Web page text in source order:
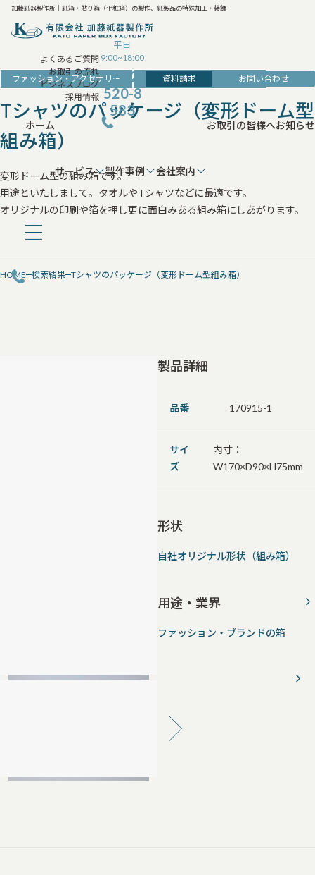
加藤紙器製作所｜紙箱・貼り箱（化粧箱）の製作、紙製品の特殊加工・装飾
よくあるご質問
お取引の流れ
ビジネスブログ
採用情報
平日
9:00~18:00
042-
520-8
583
資料請求 お問い合わせ
ホーム
サービス 製作事例 会社案内
お取引の皆様へお知らせ
ファッション・アクセサリー ファッション・ブランドの箱
Tシャツのパッケージ（変形ドーム型
組み箱）
変形ドーム型の組み箱です。
用途といたしまして。タオルやTシャツなどに最適です。
オリジナルの印刷や箔を押し更に面白みある組み箱にしあがります。
HOME 検索結果 Tシャツのパッケージ（変形ドーム型組み箱）
製品詳細
品番 170915-1
サイ
ズ
内寸：
W170×D90×H75mm
形状
自社オリジナル形状（組み箱）
用途・業界
ファッション・ブランドの箱